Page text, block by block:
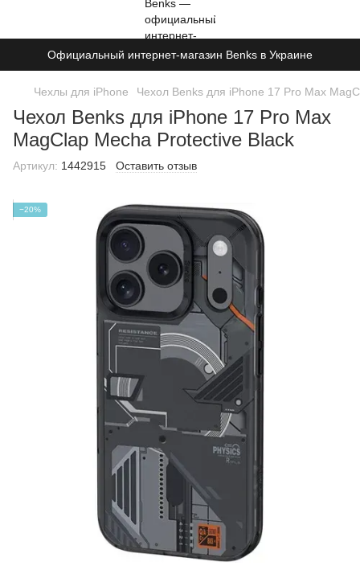
Официальный интернет-магазин Benks в Украине
Чехлы для iPhone Чехол Benks для iPhone 17 Pro Max
Чехол Benks для iPhone 17 Pro Max
MagClap Mecha Protective Black
Артикул: 1442915 Оставить отзыв
−20%